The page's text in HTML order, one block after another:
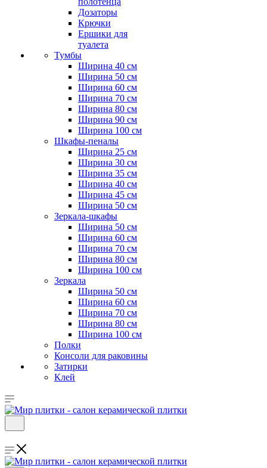
Дозаторы
Крючки
Ершики для
туалета
Тумбы
Ширина 40 см
Ширина 50 см
Ширина 60 см
Ширина 70 см
Ширина 80 см
Ширина 90 см
Ширина 100 см
Шкафы-пеналы
Ширина 25 см
Ширина 30 см
Ширина 35 см
Ширина 40 см
Ширина 45 см
Ширина 50 см
Зеркала-шкафы
Ширина 50 см
Ширина 60 см
Ширина 70 см
Ширина 80 см
Ширина 100 см
Зеркала
Ширина 50 см
Ширина 60 см
Ширина 70 см
Ширина 80 см
Ширина 100 см
Полки
Консоли для раковины
Затирки
Клей